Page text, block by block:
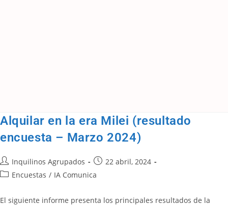
Alquilar en la era Milei (resultado
encuesta – Marzo 2024)
Inquilinos Agrupados
22 abril, 2024
Encuestas / IA Comunica
El siguiente informe presenta los principales resultados de la